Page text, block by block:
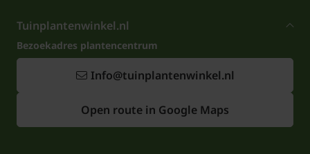
Tuinplantenwinkel.nl
Bezoekadres plantencentrum
Info@tuinplantenwinkel.nl
Open route in Google Maps